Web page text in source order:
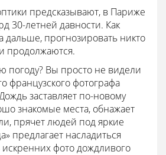
предсказывают, в Париже
30-летней давности. Как
дальше, прогнозировать никто
продолжаются.
погоду? Вы просто не видели
французского фотографа
заставляет по-новому
знакомые места, обнажает
прячет людей под яркие
предлагает насладиться
фото дождливого